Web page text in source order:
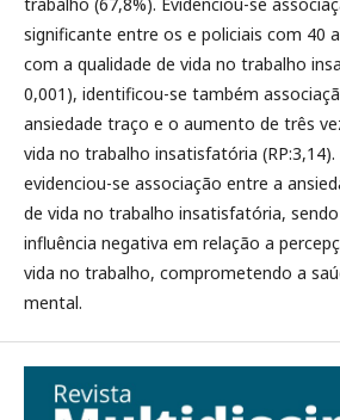
significante entre os e policiais com 40
com a qualidade de vida no trabalho
0,001), identificou-se também
ansiedade traço e o aumento de três
vida no trabalho insatisfatória (RP:3,14).
evidenciou-se associação entre a
de vida no trabalho insatisfatória,
influência negativa em relação a
vida no trabalho, comprometendo a
mental.